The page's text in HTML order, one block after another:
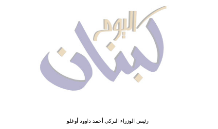
رئيس الوزراء التركي أحمد داوود أوغلو